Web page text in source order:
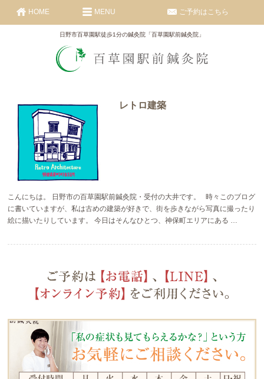
日野市百草園駅徒歩1分の鍼灸院「百草園駅前鍼灸院」
HOME ご予約はこちら
MENU
レトロ建築
こんにちは。 日野市の百草園駅前鍼灸院・受付の大井です。 時々このブログ
に書いていますが、私は古めの建築が好きで、街を歩きながら写真に撮ったり
絵に描いたりしています。 今日はそんなひとつ、神保町エリアにある …